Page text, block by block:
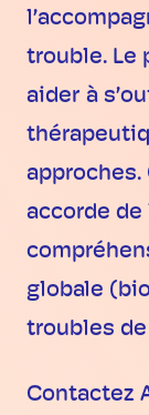
trouble. Le
aider à
approches.
accorde de
globale
troubles
Contactez